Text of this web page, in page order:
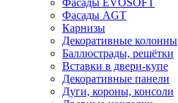
Фасады AGT
Карнизы
Декоративные колонны
Баллюстрады, решётки
Вставки в двери-купе
Декоративные панели
Дуги, короны, консоли